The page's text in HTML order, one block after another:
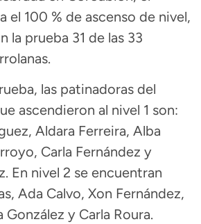
el 100 % de ascenso de nivel,
la prueba 31 de las 33
las patinadoras del
ascendieron al nivel 1 son:
Aldara Ferreira, Alba
Carla Fernández y
En nivel 2 se encuentran
Ada Calvo, Xon Fernández,
González y Carla Roura.